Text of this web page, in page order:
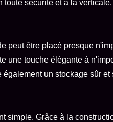
sécurité et à la verticale.
peut être placé presque
une touche élégante à
un stockage sûr et
simple. Grâce à la